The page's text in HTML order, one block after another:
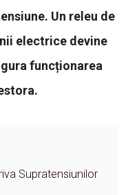
Un releu de
electrice devine
funcționarea
Supratensiunilor